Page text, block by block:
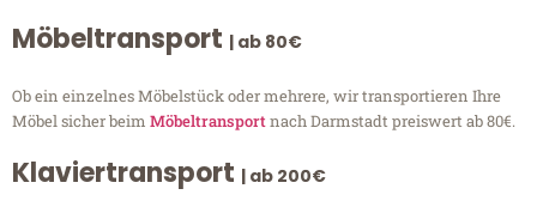
Möbeltransport | ab 80€
Ob ein einzelnes Möbelstück oder mehrere, wir transportieren Ihre
Möbel sicher beim Möbeltransportnach Darmstadt preiswert ab 80€.
Klaviertransport | ab 200€